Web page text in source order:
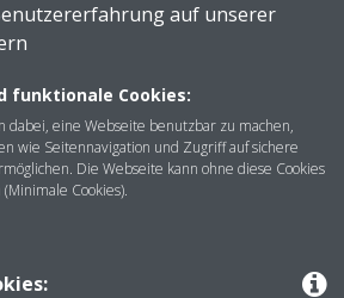
auf unserer
funktionale Cookies:
dabei, eine Webseite benutzbar zu machen,
wie Seitennavigation und Zugriff auf sichere
Die Webseite kann ohne diese Cookies
Cookies).